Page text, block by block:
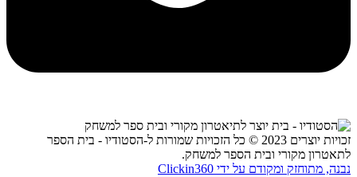
זכויות יוצרים 2023 © כל הזכויות שמורות ל-הסטודיו - בית הספר
לתאטרון מקורי ובית הספר למשחק.
נבנה, מתוחזק ומקודם על ידי Clickin360